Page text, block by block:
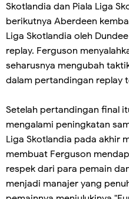
Skotlandia dan Piala Liga
berikutnya Aberdeen
Liga Skotlandia oleh
replay. Ferguson
seharusnya mengubah
dalam pertandingan replay
Setelah pertandingan final
mengalami peningkatan
Liga Skotlandia pada akhir
membuat Ferguson
respek dari para pemain
menjadi manajer yang